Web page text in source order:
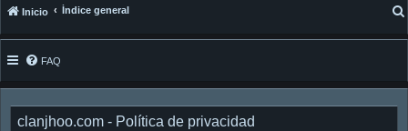
Inicio Índice general
FAQ
clanjhoo.com - Política de privacidad